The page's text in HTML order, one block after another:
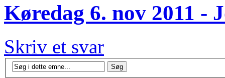
Køredag 6. nov 2011 -
Skriv et svar